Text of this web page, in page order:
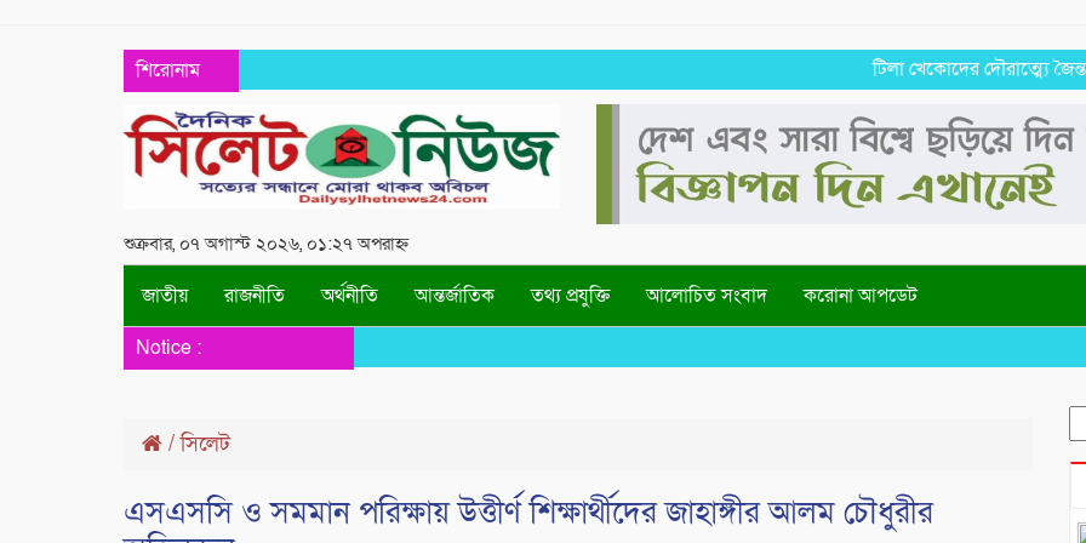
শিরোনাম টিলা খেকোদের দৌরাত্ম্যে
শুক্রবার, ০৭ অগাস্ট ২০২৬, ০১:২৭ অপরাহ্ন
জাতীয় রাজনীতি অর্থনীতি আন্তর্জাতিক তথ্য প্রযুক্তি আলোচিত সংবাদ
করোনা আপডেট
Notice :
/সিলেট
এসএসসি ও সমমান পরিক্ষায় উত্তীর্ণ শিক্ষার্থীদের জাহাঙ্গীর আলম চৌধুরীর